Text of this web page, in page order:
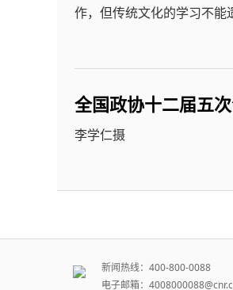
作，但传统文化的学习不能
全国政协十二届五
李学仁摄
新闻热线：400-800-0088
电子邮箱：